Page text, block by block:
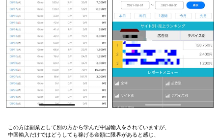
この方は副業として別の方から学んだ中国輸入をされていますが、
中国輸入だけではどうしても稼げる金額に限界があると感じ、